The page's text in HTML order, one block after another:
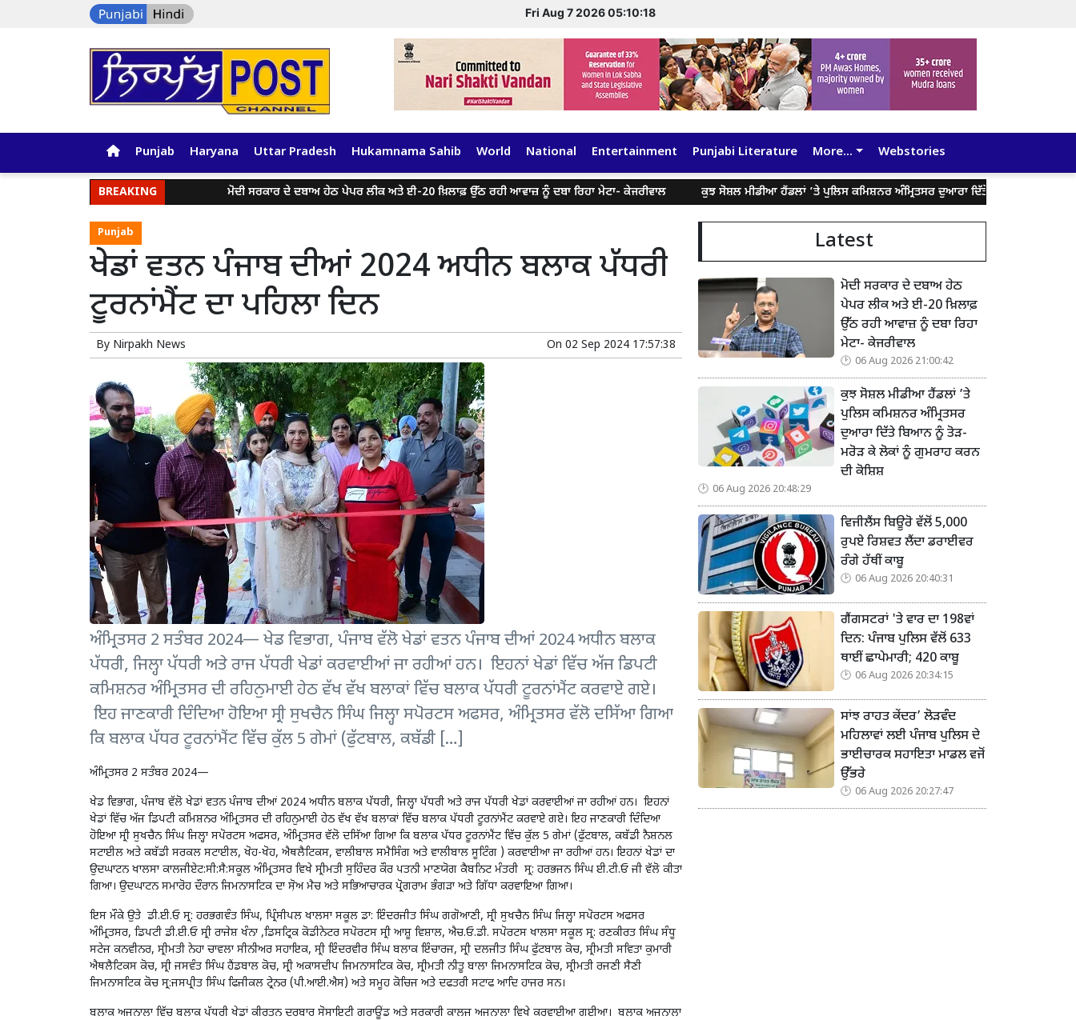
Fri Aug 7 2026 05:10:18
Punjab Haryana Uttar Pradesh Hukamnama Sahib World National Entertainment Punjabi Literature More... Webstories
BREAKING ਮੋਦੀ ਸਰਕਾਰ ਦੇ ਦਬਾਅ ਹੇਠ ਪੇਪਰ ਲੀਕ ਅਤੇ ਈ-20 ਖ਼ਿਲਾਫ਼ ਉੱਠ ਰਹੀ ਆਵਾਜ਼ ਨੂੰ ਦਬਾ ਰਿਹਾ ਮੇਟਾ- ਕੇਜਰੀਵਾਲ ਕੁਝ ਸੋਸ਼ਲ ਮੀਡੀਆ ਹੈਂਡਲਾਂ ’ਤੇ ਪੁਲਿਸ ਕਮਿਸ਼ਨਰ ਅੰਮ੍ਰਿਤਸਰ ਦੁਆਰਾ ਦਿੱਤੇ ਬਿਆਨ ਨੂੰ ਤੋੜ-ਮਰੋੜ ਕੇ ਲੋਕਾਂ
Punjab
ਖੇਡਾਂ ਵਤਨ ਪੰਜਾਬ ਦੀਆਂ 2024 ਅਧੀਨ ਬਲਾਕ ਪੱਧਰੀ
ਟੂਰਨਾਂਮੈਂਟ ਦਾ ਪਹਿਲਾ ਦਿਨ
By Nirpakh News On 02 Sep 2024 17:57:38
ਅੰਮ੍ਰਿਤਸਰ 2 ਸਤੰਬਰ 2024— ਖੇਡ ਵਿਭਾਗ, ਪੰਜਾਬ ਵੱਲੋ ਖੇਡਾਂ ਵਤਨ ਪੰਜਾਬ ਦੀਆਂ 2024 ਅਧੀਨ ਬਲਾਕ
ਪੱਧਰੀ, ਜਿਲ੍ਹਾ ਪੱਧਰੀ ਅਤੇ ਰਾਜ ਪੱਧਰੀ ਖੇਡਾਂ ਕਰਵਾਈਆਂ ਜਾ ਰਹੀਆਂ ਹਨ। ਇਹਨਾਂ ਖੇਡਾਂ ਵਿੱਚ ਅੱਜ ਡਿਪਟੀ
ਕਮਿਸ਼ਨਰ ਅੰਮ੍ਰਿਤਸਰ ਦੀ ਰਹਿਨੁਮਾਈ ਹੇਠ ਵੱਖ ਵੱਖ ਬਲਾਕਾਂ ਵਿੱਚ ਬਲਾਕ ਪੱਧਰੀ ਟੂਰਨਾਂਮੈਂਟ ਕਰਵਾਏ ਗਏ।
ਇਹ ਜਾਣਕਾਰੀ ਦਿੰਦਿਆ ਹੋਇਆ ਸ੍ਰੀ ਸੁਖਚੈਨ ਸਿੰਘ ਜਿਲ੍ਹਾ ਸਪੋਰਟਸ ਅਫਸਰ, ਅੰਮ੍ਰਿਤਸਰ ਵੱਲੋ ਦਸਿੱਆ ਗਿਆ
ਕਿ ਬਲਾਕ ਪੱਧਰ ਟੂਰਨਾਂਮੈਂਟ ਵਿੱਚ ਕੁੱਲ 5 ਗੇਮਾਂ (ਫੁੱਟਬਾਲ, ਕਬੱਡੀ […]
ਅੰਮ੍ਰਿਤਸਰ 2 ਸਤੰਬਰ 2024—
ਖੇਡ ਵਿਭਾਗ, ਪੰਜਾਬ ਵੱਲੋ ਖੇਡਾਂ ਵਤਨ ਪੰਜਾਬ ਦੀਆਂ 2024 ਅਧੀਨ ਬਲਾਕ ਪੱਧਰੀ, ਜਿਲ੍ਹਾ ਪੱਧਰੀ ਅਤੇ ਰਾਜ ਪੱਧਰੀ ਖੇਡਾਂ ਕਰਵਾਈਆਂ ਜਾ ਰਹੀਆਂ ਹਨ। ਇਹਨਾਂ
ਖੇਡਾਂ ਵਿੱਚ ਅੱਜ ਡਿਪਟੀ ਕਮਿਸ਼ਨਰ ਅੰਮ੍ਰਿਤਸਰ ਦੀ ਰਹਿਨੁਮਾਈ ਹੇਠ ਵੱਖ ਵੱਖ ਬਲਾਕਾਂ ਵਿੱਚ ਬਲਾਕ ਪੱਧਰੀ ਟੂਰਨਾਂਮੈਂਟ ਕਰਵਾਏ ਗਏ। ਇਹ ਜਾਣਕਾਰੀ ਦਿੰਦਿਆ
ਹੋਇਆ ਸ੍ਰੀ ਸੁਖਚੈਨ ਸਿੰਘ ਜਿਲ੍ਹਾ ਸਪੋਰਟਸ ਅਫਸਰ, ਅੰਮ੍ਰਿਤਸਰ ਵੱਲੋ ਦਸਿੱਆ ਗਿਆ ਕਿ ਬਲਾਕ ਪੱਧਰ ਟੂਰਨਾਂਮੈਂਟ ਵਿੱਚ ਕੁੱਲ 5 ਗੇਮਾਂ (ਫੁੱਟਬਾਲ, ਕਬੱਡੀ ਨੈਸ਼ਨਲ
ਸਟਾਈਲ ਅਤੇ ਕਬੱਡੀ ਸਰਕਲ ਸਟਾਈਲ, ਖੋਹ-ਖੋਹ, ਐਥਲੈਟਿਕਸ, ਵਾਲੀਬਾਲ ਸਮੈਸਿੰਗ ਅਤੇ ਵਾਲੀਬਾਲ ਸੂਟਿੰਗ ) ਕਰਵਾਈਆ ਜਾ ਰਹੀਆਂ ਹਨ। ਇਹਨਾਂ ਖੇਡਾਂ ਦਾ
ਉਦਘਾਟਨ ਖਾਲਸਾ ਕਾਲਜੀਏਟ:ਸੀ:ਸੈ:ਸਕੂਲ ਅੰਮ੍ਰਿਤਸਰ ਵਿਖੇ ਸ੍ਰੀਮਤੀ ਸੁਹਿੰਦਰ ਕੌਰ ਪਤਨੀ ਮਾਣਯੋਗ ਕੈਬਨਿਟ ਮੰਤਰੀ ਸ੍ਰ: ਹਰਭਜਨ ਸਿੰਘ ਈ.ਟੀ.ਓ ਜੀ ਵੱਲੋ ਕੀਤਾ
ਗਿਆ। ਉਦਘਾਟਨ ਸਮਾਰੋਹ ਦੌਰਾਨ ਜਿਮਨਾਸਟਿਕ ਦਾ ਸੋ਼ਅ ਮੈਚ ਅਤੇ ਸਭਿਆਚਾਰਕ ਪ੍ਰੋਗਰਾਮ ਭੰਗੜਾ ਅਤੇ ਗਿੱਧਾ ਕਰਵਾਇਆ ਗਿਆ।
ਇਸ ਮੌਕੇ ਉਤੇ ਡੀ.ਈ.ਓ ਸ੍ਰ: ਹਰਭਗਵੰਤ ਸਿੰਘ, ਪ੍ਰਿੰਸੀਪਲ ਖਾਲਸਾ ਸਕੂਲ ਡਾ: ਇੰਦਰਜੀਤ ਸਿੰਘ ਗਗੋਆਣੀ, ਸ੍ਰੀ ਸੁਖਚੈਨ ਸਿੰਘ ਜਿਲ੍ਹਾ ਸਪੋਰਟਸ ਅਫਸਰ
ਅੰਮ੍ਰਿਤਸਰ, ਡਿਪਟੀ ਡੀ.ਈ.ਓ ਸ੍ਰੀ ਰਾਜੇਸ਼ ਖੰਨਾ ,ਡਿਸਟ੍ਰਿਕ ਕੋਡੀਨੇਟਰ ਸਪੋਰਟਸ ਸ੍ਰੀ ਆਸ਼ੂ ਵਿਸ਼ਾਲ, ਐਚ.ਓ.ਡੀ. ਸਪੋਰਟਸ ਖਾਲਸਾ ਸਕੂਲ ਸ੍ਰ: ਰਣਕੀਰਤ ਸਿੰਘ ਸੰਧੂ
ਸਟੇਜ ਕਨਵੀਨਰ, ਸ੍ਰੀਮਤੀ ਨੇਹਾ ਚਾਵਲਾ ਸੀਨੀਅਰ ਸਹਾਇਕ, ਸ੍ਰੀ ਇੰਦਰਵੀਰ ਸਿੰਘ ਬਲਾਕ ਇੰਚਾਰਜ, ਸ੍ਰੀ ਦਲਜੀਤ ਸਿੰਘ ਫੁੱਟਬਾਲ ਕੋਚ, ਸ੍ਰੀਮਤੀ ਸਵਿਤਾ ਕੁਮਾਰੀ
ਐਥਲੈਟਿਕਸ ਕੋਚ, ਸ੍ਰੀ ਜਸਵੰਤ ਸਿੰਘ ਹੈਂਡਬਾਲ ਕੋਚ, ਸ੍ਰੀ ਅਕਾਸਦੀਪ ਜਿਮਨਾਸਟਿਕ ਕੋਚ, ਸ੍ਰੀਮਤੀ ਨੀਤੂ ਬਾਲਾ ਜਿਮਨਾਸਟਿਕ ਕੋਚ, ਸ੍ਰੀਮਤੀ ਰਜਣੀ ਸੈਣੀ
ਜਿਮਨਾਸਟਿਕ ਕੋਚ ਸ੍ਰ:ਜਸਪ੍ਰੀਤ ਸਿੰਘ ਫਿਜੀਕਲ ਟ੍ਰੇਨਰ (ਪੀ.ਆਈ.ਐਸ) ਅਤੇ ਸਮੂਹ ਕੋਚਿਜ ਅਤੇ ਦਫਤਰੀ ਸਟਾਫ ਆਦਿ ਹਾਜਰ ਸਨ।
ਬਲਾਕ ਅਜਨਾਲਾ ਵਿੱਚ ਬਲਾਕ ਪੱਧਰੀ ਖੇਡਾਂ ਕੀਰਤਨ ਦਰਬਾਰ ਸੋਸਾਇਟੀ ਗਰਾਊਂਡ ਅਤੇ ਸਰਕਾਰੀ ਕਾਲਜ ਅਜਨਾਲਾ ਵਿਖੇ ਕਰਵਾਈਆ ਗਈਆ। ਬਲਾਕ ਅਜਨਾਲਾ
Latest
ਮੋਦੀ ਸਰਕਾਰ ਦੇ ਦਬਾਅ ਹੇਠ
ਪੇਪਰ ਲੀਕ ਅਤੇ ਈ-20 ਖ਼ਿਲਾਫ਼
ਉੱਠ ਰਹੀ ਆਵਾਜ਼ ਨੂੰ ਦਬਾ ਰਿਹਾ
ਮੇਟਾ- ਕੇਜਰੀਵਾਲ
06 Aug 2026 21:00:42
ਕੁਝ ਸੋਸ਼ਲ ਮੀਡੀਆ ਹੈਂਡਲਾਂ ’ਤੇ
ਪੁਲਿਸ ਕਮਿਸ਼ਨਰ ਅੰਮ੍ਰਿਤਸਰ
ਦੁਆਰਾ ਦਿੱਤੇ ਬਿਆਨ ਨੂੰ ਤੋੜ-
ਮਰੋੜ ਕੇ ਲੋਕਾਂ ਨੂੰ ਗੁਮਰਾਹ ਕਰਨ
ਦੀ ਕੋਸ਼ਿਸ਼
06 Aug 2026 20:48:29
ਵਿਜੀਲੈਂਸ ਬਿਊਰੋ ਵੱਲੋਂ 5,000
ਰੁਪਏ ਰਿਸ਼ਵਤ ਲੈਂਦਾ ਡਰਾਈਵਰ
ਰੰਗੇ ਹੱਥੀਂ ਕਾਬੂ
06 Aug 2026 20:40:31
ਗੈਂਗਸਟਰਾਂ 'ਤੇ ਵਾਰ ਦਾ 198ਵਾਂ
ਦਿਨ: ਪੰਜਾਬ ਪੁਲਿਸ ਵੱਲੋਂ 633
ਥਾਈਂ ਛਾਪੇਮਾਰੀ; 420 ਕਾਬੂ
06 Aug 2026 20:34:15
ਸਾਂਝ ਰਾਹਤ ਕੇਂਦਰ’ ਲੋੜਵੰਦ
ਮਹਿਲਾਵਾਂ ਲਈ ਪੰਜਾਬ ਪੁਲਿਸ ਦੇ
ਭਾਈਚਾਰਕ ਸਹਾਇਤਾ ਮਾਡਲ ਵਜੋਂ
ਉੱਭਰੇ
06 Aug 2026 20:27:47